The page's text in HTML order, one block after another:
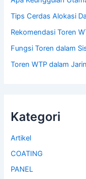
Tips Cerdas Alokasi
Rekomendasi Toren
Fungsi Toren dalam
Toren WTP dalam
Kategori
Artikel
COATING
PANEL